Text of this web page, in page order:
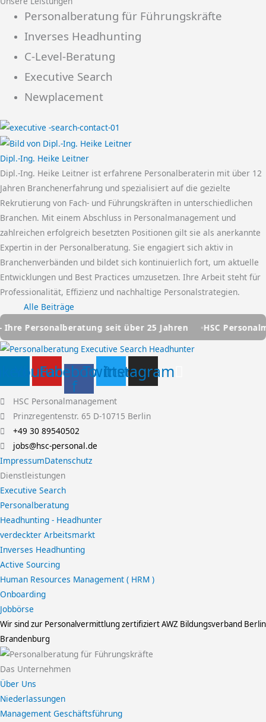
Personalberatung für Führungskräfte
Inverses Headhunting
C-Level-Beratung
Executive Search
Newplacement
Dipl.-Ing. Heike Leitner
Dipl.-Ing. Heike Leitner ist erfahrene Personalberaterin mit über 12
Jahren Branchenerfahrung und spezialisiert auf die gezielte
Rekrutierung von Fach- und Führungskräften in unterschiedlichen
Branchen. Mit einem Abschluss in Personalmanagement und
zahlreichen erfolgreich besetzten Positionen gilt sie als anerkannte
Expertin in der Personalberatung. Sie engagiert sich aktiv in
Branchenverbänden und bildet sich kontinuierlich fort, um aktuelle
Entwicklungen und Best Practices umzusetzen. Ihre Arbeit steht für
Professionalität, Effizienz und nachhaltige Personalstrategien.
Alle Beiträge
seit über 25 Jahren
HSC Personalmanagement - Ihre
Youtube
Facebook-
f
Twitter
Instagram
HSC Personalmanagement
Prinzregentenstr. 65 D-10715 Berlin
+49 30 89540502
jobs@hsc-personal.de
ImpressumDatenschutz
Dienstleistungen
Executive Search
Personalberatung
Headhunting - Headhunter
verdeckter Arbeitsmarkt
Inverses Headhunting
Active Sourcing
Human Resources Management ( HRM )
Onboarding
Jobbörse
Wir sind zur Personalvermittlung zertifiziertAWZ Bildungsverband Berlin
Brandenburg
Das Unternehmen
Über Uns
Niederlassungen
Management Geschäftsführung